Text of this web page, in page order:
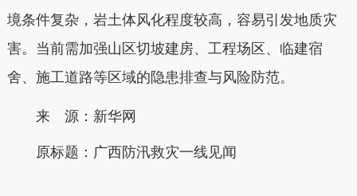
境条件复杂，岩土体风化程度较高，容易引发地质灾
害。当前需加强山区切坡建房、工程场区、临建宿
舍、施工道路等区域的隐患排查与风险防范。
来 源：新华网
原标题： 广西防汛救灾一线见闻